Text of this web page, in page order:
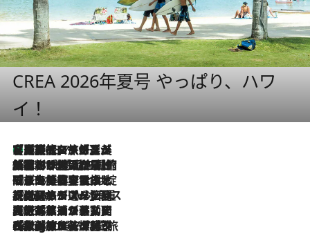
CREA 2026年夏号 やっぱり、ハワ
イ！
2026.8.7
【厳選旅コスメ】「多機能アイテムがメイン！」旅好き美容エディターが選んだ夏旅ベストコスメを発表【Mサイズジップ】
2026.8.6
「荷物が増えるほど旅ストレスは増す」美容ジャーナリストがたどり着いた最終結論。“化粧品を劇的に減らす”感動の凝縮美容とは
2026.8.6
「旅先には金髪ウィッグを持参」日本と同じメイクでは損してる!? 美容ジャーナリストが提案する“掟破りの旅美容”とは
2026.8.6
【厳選旅コスメ】「身軽さ＆UV対策重視！」ヘアアーティストshucoが選んだ夏旅ベストコスメを発表【Mサイズジップ】
2026.8.5
【厳選旅コスメ】国内をあちこち移動する河井菜摘が選んだ夏旅ベストコスメ発表！「リラックスアイテムはマスト」【Mサイズジップ】
2026.8.4
【厳選旅コスメ】「紫外線＆乾燥対策しながらメイク感も！」ヘア＆メイクGeorgeが選んだ夏旅ベストコスメを発表！【Mサイズジップ】